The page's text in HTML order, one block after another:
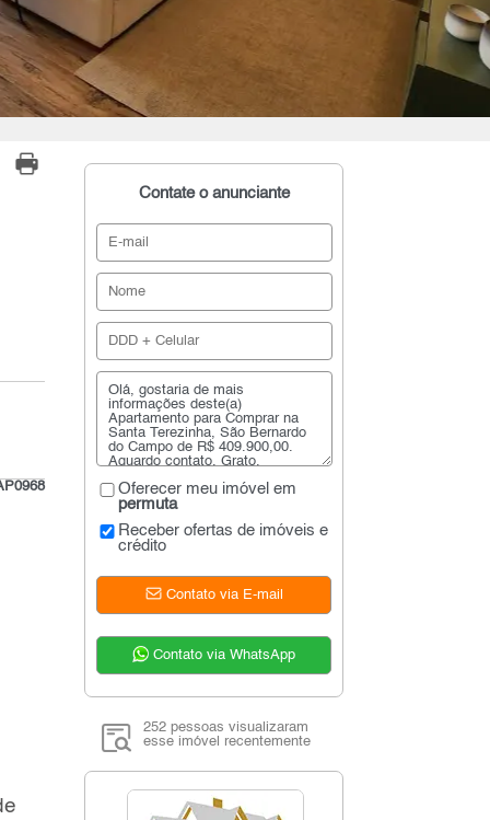
Contate o anunciante
Oferecer meu imóvel em
permuta
Receber ofertas de imóveis e
crédito
Contato via E-mail
Contato via WhatsApp
252 pessoas visualizaram
esse imóvel recentemente